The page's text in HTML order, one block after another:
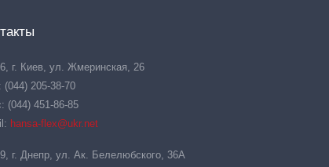
г. Киев, ул. Жмеринская, 26
(044) 205-38-70
(044) 451-86-85
hansa-flex@ukr.net
г. Днепр, ул. Ак. Белелюбского, 36А